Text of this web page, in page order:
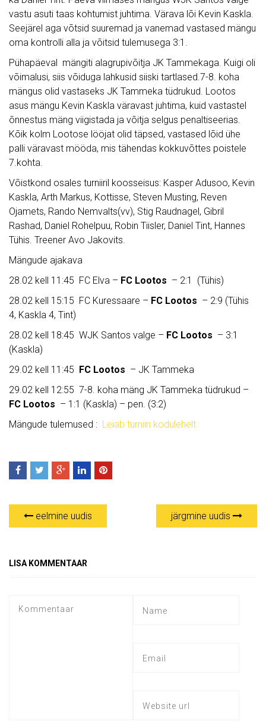
vastu asuti taas kohtumist juhtima. Värava lõi Kevin Kaskla.
Seejärel aga võtsid suuremad ja vanemad vastased mängu
oma kontrolli alla ja võitsid tulemusega 3:1.
Pühapäeval mängiti alagrupivõitja JK Tammekaga. Kuigi oli
võimalusi, siis võiduga lahkusid siiski tartlased.7-8. koha
mängus olid vastaseks JK Tammeka tüdrukud. Lootos
asus mängu Kevin Kaskla väravast juhtima, kuid vastastel
õnnestus mäng viigistada ja võitja selgus penaltiseerias.
Kõik kolm Lootose lööjat olid täpsed, vastased lõid ühe
palli väravast mööda, mis tähendas kokkuvõttes poistele
7.kohta.
Võistkond osales turniiril koosseisus: Kasper Adusoo, Kevin
Kaskla, Arth Markus, Kottisse, Steven Musting, Reven
Ojamets, Rando Nemvalts(vv), Stig Raudnagel, Gibril
Rashad, Daniel Rohelpuu, Robin Tiisler, Daniel Tint, Hannes
Tühis. Treener Avo Jakovits.
Mängude ajakava
28.02 kell 11:45 FC Elva – FC Lootos – 2:1 (Tühis)
28.02 kell 15:15 FC Kuressaare – FC Lootos – 2:9 (Tühis
4, Kaskla 4, Tint)
28.02 kell 18:45 WJK Santos valge – FC Lootos – 3:1
(Kaskla)
29.02 kell 11:45 FC Lootos – JK Tammeka
29.02 kell 12:55 7-8. koha mäng JK Tammeka tüdrukud –
FC Lootos – 1:1 (Kaskla) – pen. (3:2)
Mängude tulemused : Leiab turniiri kodulehelt
eelmine uudis järgmine uudis
LISA KOMMENTAAR